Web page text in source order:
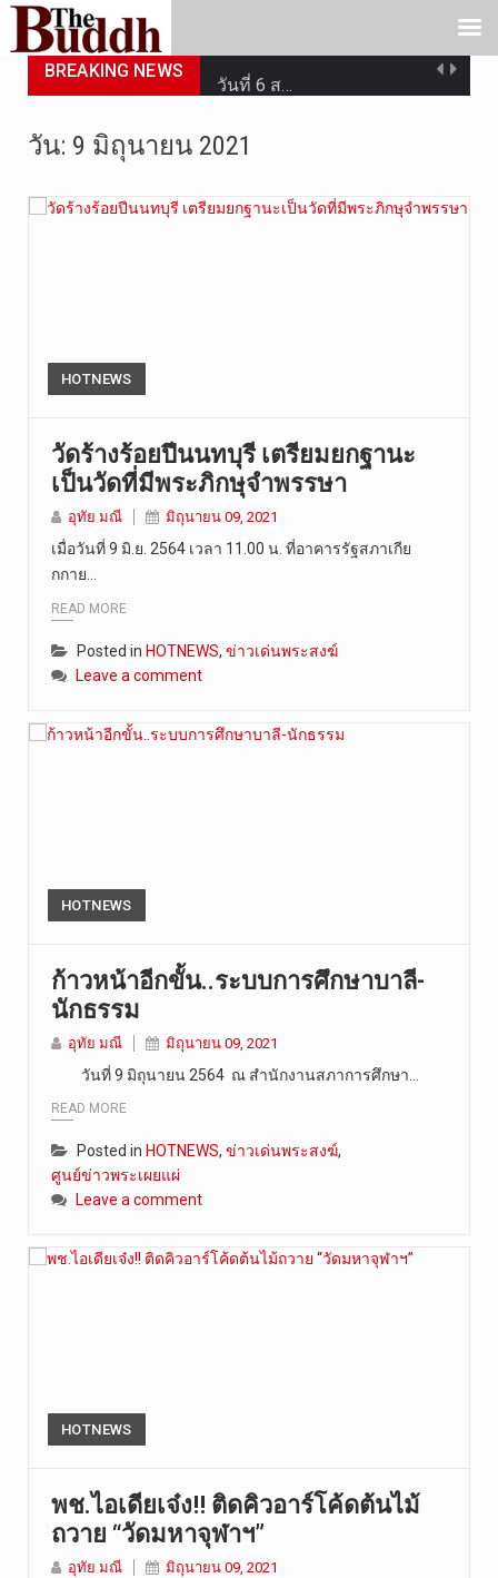
BREAKING NEWS วันที่ 6 ส…
วันพุธที่ …
วันที่ 7 ส…
วัน: 9 มิถุนายน 2021
HOTNEWS
วัดร้างร้อยปีนนทบุรี เตรียมยกฐานะ
เป็นวัดที่มีพระภิกษุจำพรรษา
อุทัย มณี มิถุนายน 09, 2021
เมื่อวันที่ 9 มิ.ย. 2564 เวลา 11.00 น. ที่อาคารรัฐสภาเกีย
กกาย…
READ MORE
Posted in HOTNEWS, ข่าวเด่นพระสงฆ์
Leave a comment
HOTNEWS
ก้าวหน้าอีกขั้น..ระบบการศึกษาบาลี-
นักธรรม
อุทัย มณี มิถุนายน 09, 2021
วันที่ 9 มิถุนายน 2564 ณ สำนักงานสภาการศึกษา…
READ MORE
Posted in HOTNEWS, ข่าวเด่นพระสงฆ์,
ศูนย์ข่าวพระเผยแผ่
Leave a comment
HOTNEWS
พช.ไอเดียเจ๋ง!! ติดคิวอาร์โค้ดต้นไม้
ถวาย “วัดมหาจุฬาฯ”
อุทัย มณี มิถุนายน 09, 2021